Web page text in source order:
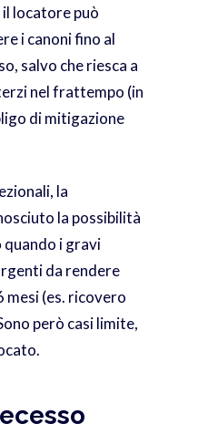
locatore può
i canoni fino al
salvo che riesca a
nel frattempo (in
di mitigazione
la
la possibilità
quando i gravi
da rendere
mesi (es. ricovero
però casi limite,